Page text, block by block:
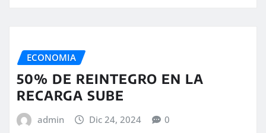
ECONOMIA
50% DE REINTEGRO EN LA
RECARGA SUBE
admin Dic 24, 2024 0